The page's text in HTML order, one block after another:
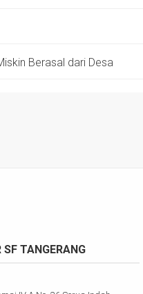
Berasal dari Desa
SF TANGERANG